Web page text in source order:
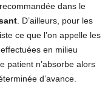
dans le
. D’ailleurs, pour les
ce que l’on appelle les
en milieu
patient n’absorbe alors
d’avance.